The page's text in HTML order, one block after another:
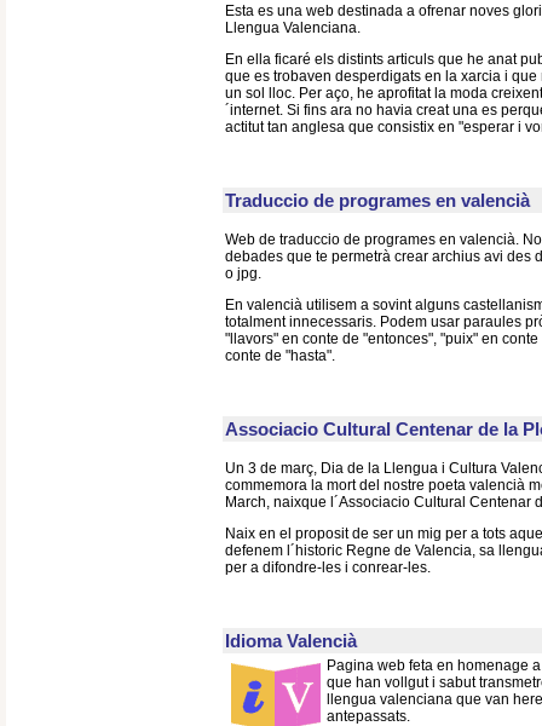
Esta es una web destinada a ofrenar noves
Llengua Valenciana.
En ella ficaré els distints articuls que he anat
que es trobaven desperdigats en la xarcia i que
un sol lloc. Per aço, he aprofitat la moda
´internet. Si fins ara no havia creat una es
actitut tan anglesa que consistix en "esperar i
Traduccio de programes en valencià
Web de traduccio de programes en valencià.
debades que te permetrà crear archius avi des
o jpg.
En valencià utilisem a sovint alguns
totalment innecessaris. Podem usar paraules
"llavors" en conte de "entonces", "puix" en
conte de "hasta".
Associacio Cultural Centenar de la
Un 3 de març, Dia de la Llengua i Cultura
commemora la mort del nostre poeta valencià
March, naixque l´Associacio Cultural Centenar
Naix en el proposit de ser un mig per a tots
defenem l´historic Regne de Valencia, sa
per a difondre-les i conrear-les.
Idioma Valencià
Pagina web feta en homenage
que han vollgut i sabut
llengua valenciana que van
antepassats.